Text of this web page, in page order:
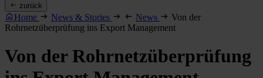
zurück
Home News & Stories News
Von der
Rohrnetzüberprüfung ins Export Management
Von der Rohrnetzüberprüfung